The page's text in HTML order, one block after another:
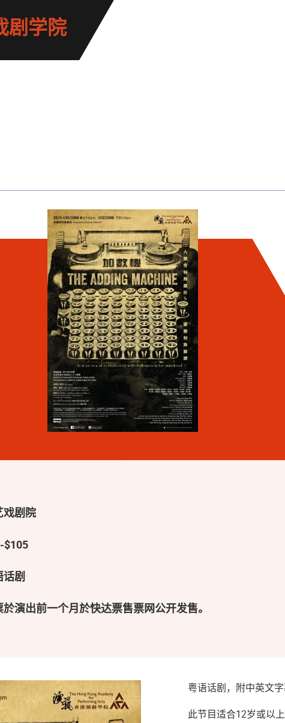
剧学院
戏剧院
$105
剧
於演出前一个月於快达票售票网公开发售。
粤语话剧，附中英文
此节目适合12岁或以上